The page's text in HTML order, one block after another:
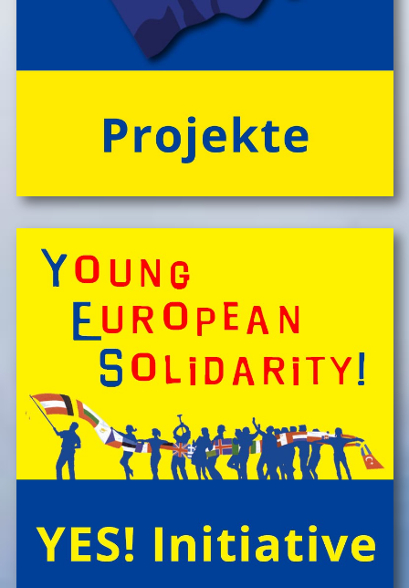
und Freude im Camp-Alltag, â€Ś ebenso fĂźr die
gemeinsam vor Ort, in der speziellen Outdoor-Station
'CateringInsel' frisch zubereiteten, kĂśstlichen Bio-
Mahlzeiten!
Spontan anfragen,